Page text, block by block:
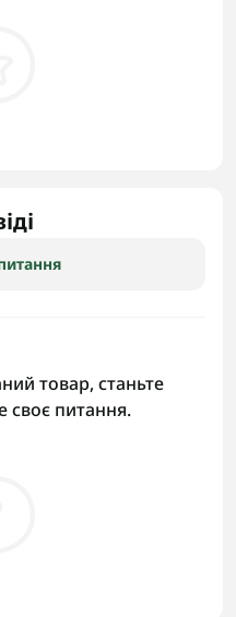
товар, станьте
своє питання.